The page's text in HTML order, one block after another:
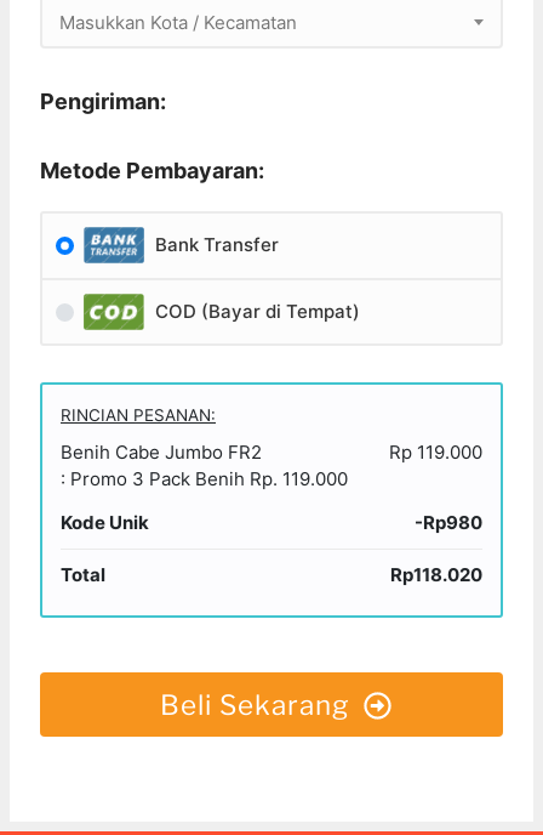
Masukkan Kota / Kecamatan
Pengiriman:
Metode Pembayaran:
Bank Transfer
COD (Bayar di Tempat)
RINCIAN PESANAN:
Benih Cabe Jumbo FR2
: Promo 3 Pack Benih Rp. 119.000
Rp 119.000
Kode Unik -Rp980
Total Rp118.020
Beli Sekarang